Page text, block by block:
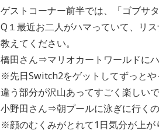
ゲストコーナー前半では、「ゴブサ
Q１最近お二人がハマっていて、リ
教えてください。
橋田さん⇒マリオカートワールドに
※先日Switch2をゲットしてずっと
違う部分が沢山あってすごく楽しい
小野田さん⇒朝プールに泳ぎに行くの
※顔のむくみがとれて1日気分が上が